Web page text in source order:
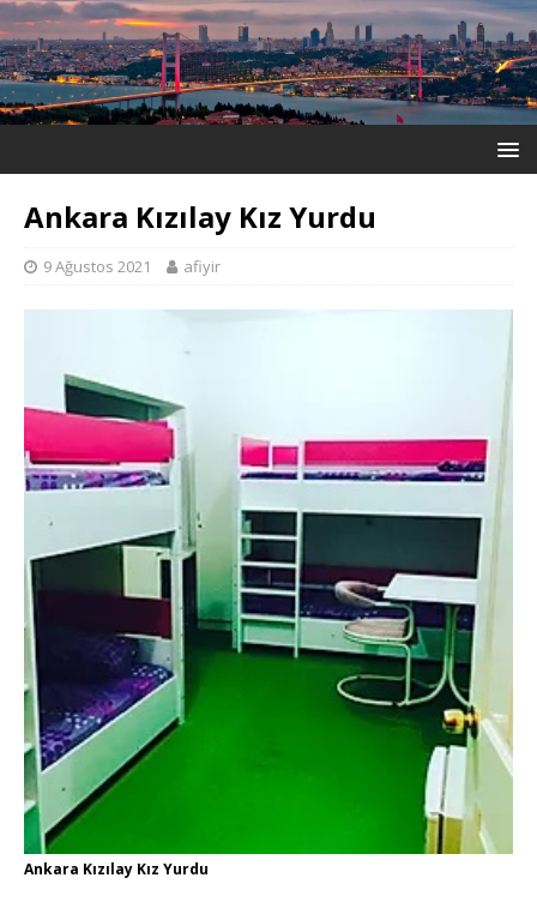
Ankara Kızılay Kız Yurdu
9 Ağustos 2021 afiyir
Ankara Kızılay Kız Yurdu